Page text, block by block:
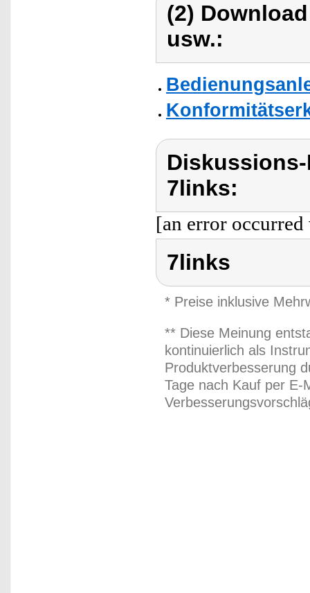
(2)
usw.:
7links:
[an error
7links
* Preise inklusive
** Diese Meinung
kontinuierlich als
Produktverbesserung
Tage nach Kauf per E-